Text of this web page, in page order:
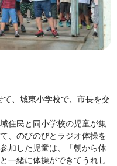
、城東小学校で、市長を交
住民と同小学校の児童が集
、のびのびとラジオ体操を
加した児童は、「朝から体
一緒に体操ができてうれし